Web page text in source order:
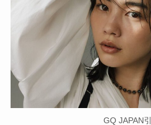
GQ JAPAN